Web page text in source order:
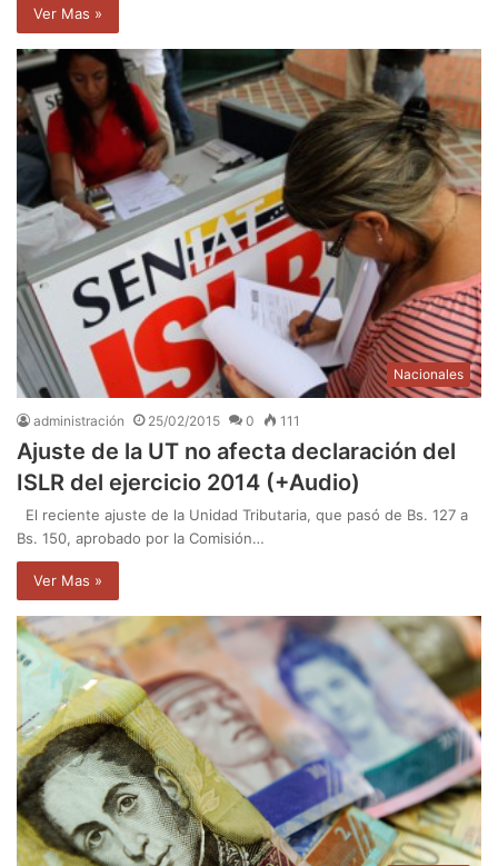
Ver Mas »
Nacionales
administración 25/02/2015 0 111
Ajuste de la UT no afecta declaración del
ISLR del ejercicio 2014 (+Audio)
El reciente ajuste de la Unidad Tributaria, que pasó de Bs. 127 a
Bs. 150, aprobado por la Comisión…
Ver Mas »